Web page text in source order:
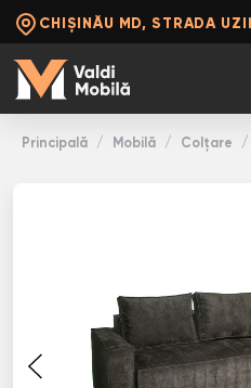
CHIȘINĂU MD, STRADA
Principală Mobilă Colţare